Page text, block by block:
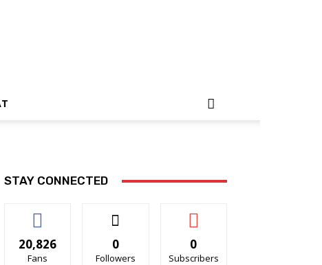
STAY CONNECTED
20,826
Fans
0
Followers
0
Subscribers